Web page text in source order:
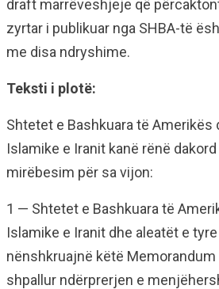
draft marrëveshjeje që
zyrtar i publikuar nga SHBA-të
me disa ndryshime.
Teksti i plotë:
Shtetet e Bashkuara të Amerikës
Islamike e Iranit kanë rënë
mirëbesim për sa vijon:
1 — Shtetet e Bashkuara të
Islamike e Iranit dhe aleatët e
nënshkruajnë këtë
shpallur ndërprerjen e